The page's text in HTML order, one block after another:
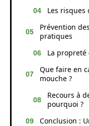
Les risques
Prévention
pratiques
La
Que faire en
mouche ?
Recours à
pourquoi ?
Conclusion :